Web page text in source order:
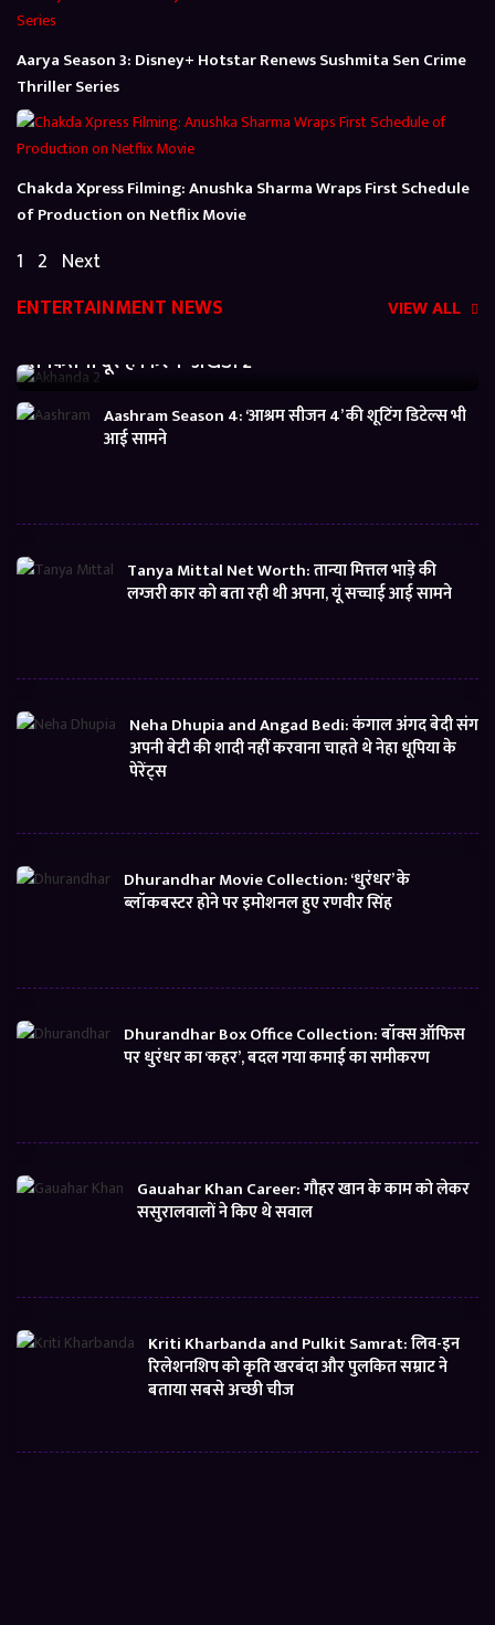
Aarya Season 3: Disney+ Hotstar Renews Sushmita Sen Crime
Thriller Series
Chakda Xpress Filming: Anushka Sharma Wraps First Schedule
of Production on Netflix Movie
1 2 Next
ENTERTAINMENT NEWS
VIEW ALL
से कितनी दूर है फिल्म ‘अखंडा 2’
Aashram Season 4: ‘आश्रम सीजन 4’ की शूटिंग डिटेल्स भी
आई सामने
Tanya Mittal Net Worth: तान्या मित्तल भाड़े की
लग्जरी कार को बता रही थी अपना, यूं सच्चाई आई सामने
Neha Dhupia and Angad Bedi: कंगाल अंगद बेदी संग
अपनी बेटी की शादी नहीं करवाना चाहते थे नेहा धूपिया के
पेरेंट्स
Dhurandhar Movie Collection: ‘धुरंधर’ के
ब्लॉकबस्टर होने पर इमोशनल हुए रणवीर सिंह
Dhurandhar Box Office Collection: बॉक्स ऑफिस
पर धुरंधर का ‘कहर’, बदल गया कमाई का समीकरण
Gauahar Khan Career: गौहर खान के काम को लेकर
ससुरालवालों ने किए थे सवाल
Kriti Kharbanda and Pulkit Samrat: लिव-इन
रिलेशनशिप को कृति खरबंदा और पुलकित सम्राट ने
बताया सबसे अच्छी चीज